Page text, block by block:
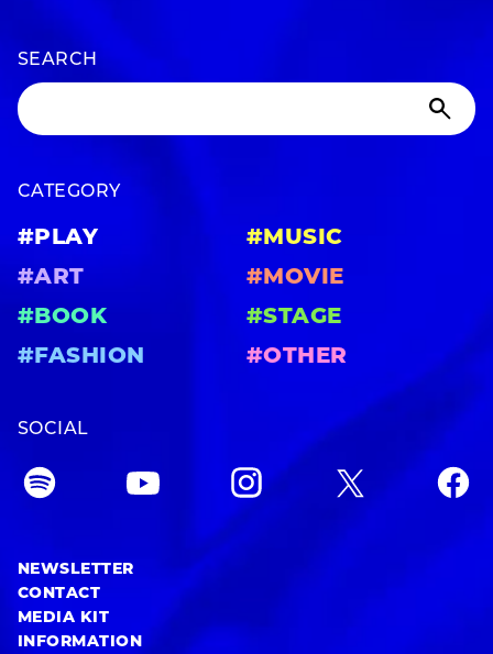
SEARCH
CATEGORY
#PLAY
#MUSIC
#ART
#MOVIE
#BOOK
#STAGE
#FASHION
#OTHER
SOCIAL
NEWSLETTER
CONTACT
MEDIA KIT
INFORMATION